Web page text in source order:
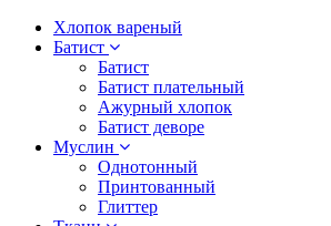
Хлопок вареный
Батист
Батист
Батист плательный
Ажурный хлопок
Батист деворе
Муслин
Однотонный
Принтованный
Глиттер